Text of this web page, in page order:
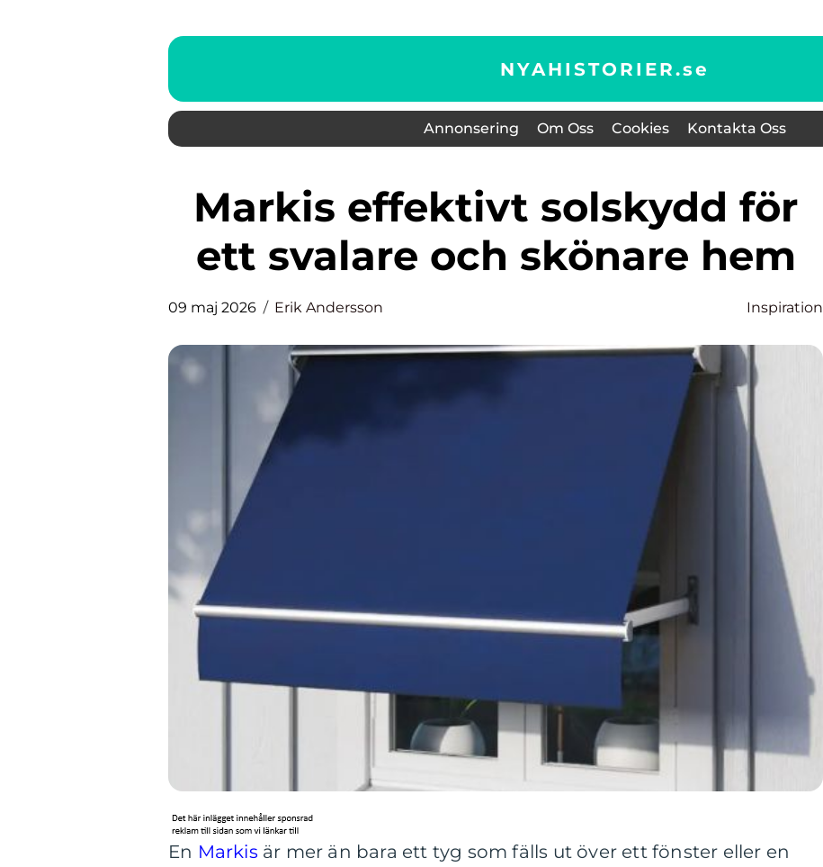
NYAHISTORIER.se
Annonsering Om Oss Cookies Kontakta Oss
Markis effektivt solskydd för
ett svalare och skönare hem
09 maj 2026 Erik Andersson Inspiration
En Markis är mer än bara ett tyg som fälls ut över ett fönster eller en